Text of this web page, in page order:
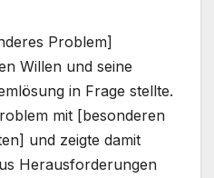
Problem]
Willen und seine
in Frage stellte.
mit [besonderen
und zeigte damit
Herausforderungen